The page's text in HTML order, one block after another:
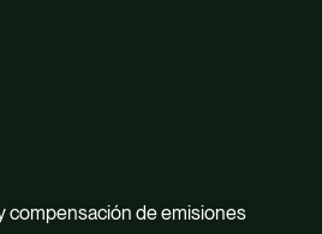
compensación de emisiones